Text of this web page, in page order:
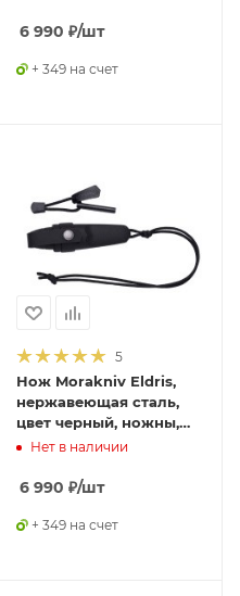
6 990 ₽/шт
+ 349 на счет
5
Нож Morakniv Eldris,
нержавеющая сталь,
цвет черный, ножны,
шнурок, огниво,12629
Нет в наличии
6 990 ₽/шт
+ 349 на счет